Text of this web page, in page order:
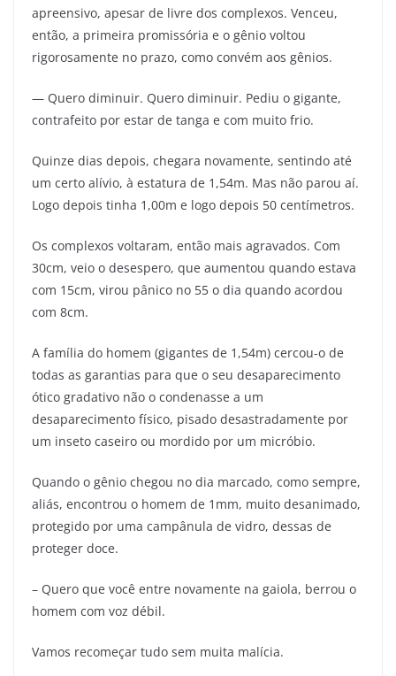
apreensivo, apesar de livre dos complexos. Venceu,
então, a primeira promissória e o gênio voltou
rigorosamente no prazo, como convém aos gênios.
— Quero diminuir. Quero diminuir. Pediu o gigante,
contrafeito por estar de tanga e com muito frio.
Quinze dias depois, chegara novamente, sentindo até
um certo alívio, à estatura de 1,54m. Mas não parou aí.
Logo depois tinha 1,00m e logo depois 50 centímetros.
Os complexos voltaram, então mais agravados. Com
30cm, veio o desespero, que aumentou quando estava
com 15cm, virou pânico no 55 o dia quando acordou
com 8cm.
A família do homem (gigantes de 1,54m) cercou-o de
todas as garantias para que o seu desaparecimento
ótico gradativo não o condenasse a um
desaparecimento físico, pisado desastradamente por
um inseto caseiro ou mordido por um micróbio.
Quando o gênio chegou no dia marcado, como sempre,
aliás, encontrou o homem de 1mm, muito desanimado,
protegido por uma campânula de vidro, dessas de
proteger doce.
– Quero que você entre novamente na gaiola, berrou o
homem com voz débil.
Vamos recomeçar tudo sem muita malícia.